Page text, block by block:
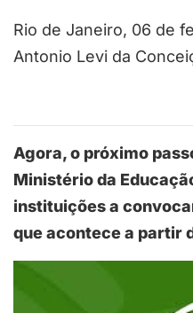
Rio de Janeiro, 06 de
Antonio Levi da
Agora, o próximo
Ministério da
instituições a
que acontece a partir